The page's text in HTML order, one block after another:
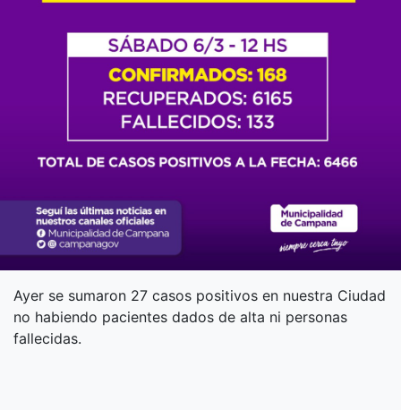
Ayer se sumaron 27 casos positivos en nuestra Ciudad
no habiendo pacientes dados de alta ni personas
fallecidas.